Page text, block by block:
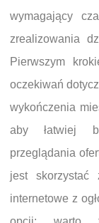
wymagający
zrealizowania
Pierwszym
oczekiwań
wykończenia
aby łatwiej
przeglądania
jest skorzystać
internetowe z